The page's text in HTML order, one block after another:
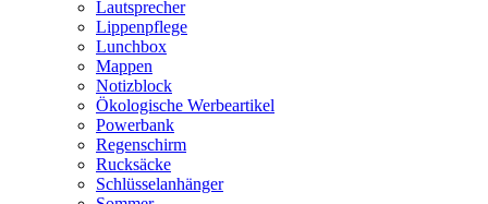
Lautsprecher
Lippenpflege
Lunchbox
Mappen
Notizblock
Ökologische Werbeartikel
Powerbank
Regenschirm
Rucksäcke
Schlüsselanhänger